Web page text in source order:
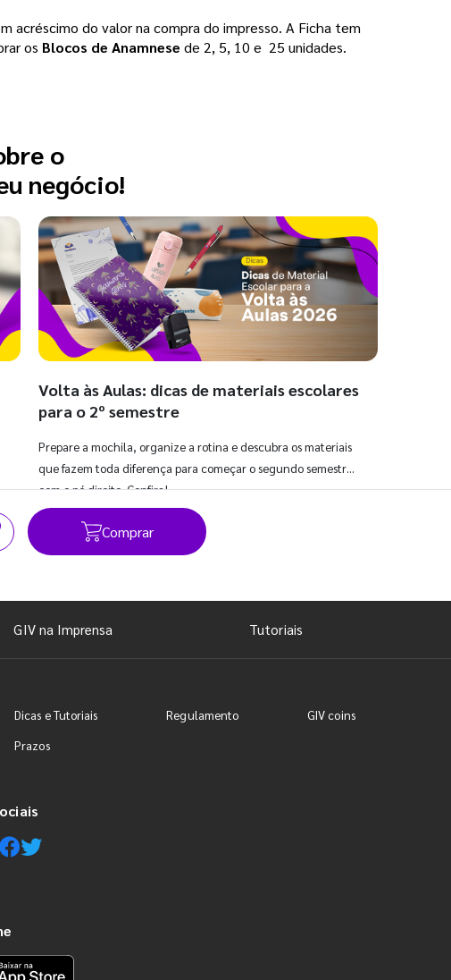
acréscimo do valor na compra do impresso. A Ficha tem
os Blocos de Anamnese de 2, 5, 10 e  25 unidades.
o
negócio!
Volta às Aulas: dicas de materiais escolares
para o 2º semestre
Prepare a mochila, organize a rotina e descubra os materiais
que fazem toda diferença para começar o segundo semestre
com o pé direito. Confira!
Comprar
GIV na Imprensa Tutoriais
Dicas e Tutoriais Regulamento
GIV coins
Prazos